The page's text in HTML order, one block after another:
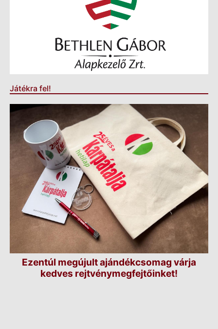
Játékra fel!
Ezentúl megújult ajándékcsomag várja
kedves rejtvénymegfejtőinket!